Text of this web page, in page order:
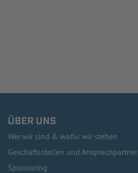
ÜBER UNS
Wer wir sind & wofür wir stehen
Geschäftsstellen und Ansprechpartner
Sponsoring